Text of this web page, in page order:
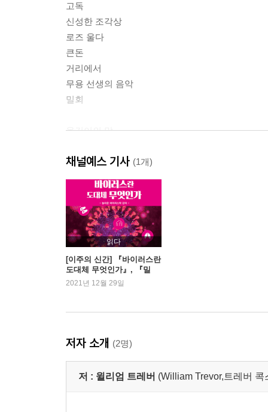
고독
신성한 조각상
로즈 울다
큰돈
거리에서
무용 선생의 음악
밀회
옮긴이의 말
채널예스 기사 (1개)
읽다
[이주의 신간] 『바이러스란
도대체 무엇인가』, 『밀
회』 외
2021년 12월 29일
저자 소개 (2명)
저 : 윌리엄 트레버 (William Trevor,트레버 콕